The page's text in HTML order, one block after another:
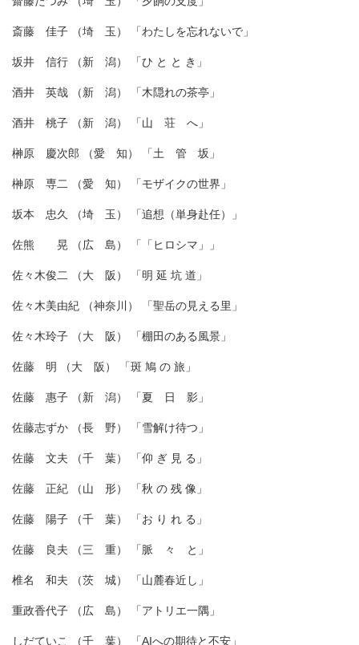
斎藤 佳子 （埼 玉） 「わたしを忘れないで」
坂井 信行 （新 潟） 「ひ と と き」
酒井 英哉 （新 潟） 「木隠れの茶亭」
酒井 桃子 （新 潟） 「山 荘 へ」
榊原 慶次郎 （愛 知） 「土 管 坂」
榊原 専二 （愛 知） 「モザイクの世界」
坂本 忠久 （埼 玉） 「追想（単身赴任）」
佐熊 晃 （広 島） 「「ヒロシマ」」
佐々木俊二 （大 阪） 「明 延 坑 道」
佐々木美由紀 （神奈川） 「聖岳の見える里」
佐々木玲子 （大 阪） 「棚田のある風景」
佐藤 明 （大 阪） 「斑 鳩 の 旅」
佐藤 惠子 （新 潟） 「夏 日 影」
佐藤志ずか （長 野） 「雪解け待つ」
佐藤 文夫 （千 葉） 「仰 ぎ 見 る」
佐藤 正紀 （山 形） 「秋 の 残 像」
佐藤 陽子 （千 葉） 「お り れ る」
佐藤 良夫 （三 重） 「脈 々 と」
椎名 和夫 （茨 城） 「山麓春近し」
重政香代子 （広 島） 「アトリエ一隅」
しだていこ （千 葉） 「AIへの期待と不安」